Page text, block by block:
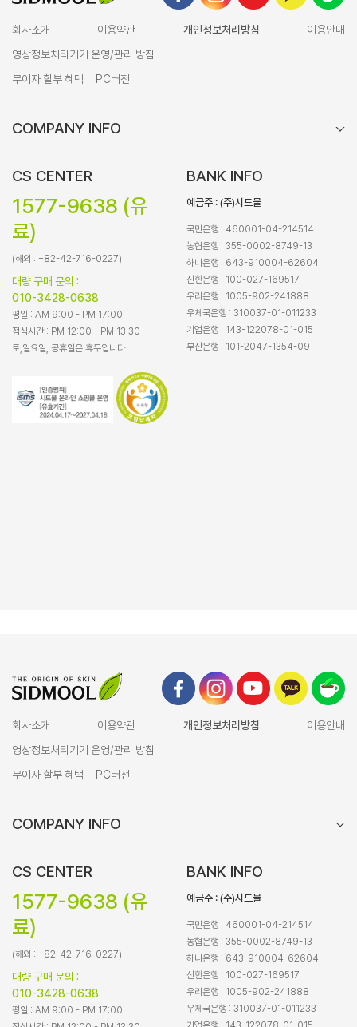
회사소개 이용약관 개인정보처리방침
이용안내
영상정보처리기기 운영/관리 방침
무이자 할부 혜택
PC버전
COMPANY INFO
CS CENTER
1577-9638 (유
료)
(해외 : +82-42-716-0227)
대량 구매 문의 :
010-3428-0638
평일 : AM 9:00 - PM 17:00
점심시간 : PM 12:00 - PM 13:30
토,일요일, 공휴일은 휴무입니다.
BANK INFO
예금주 : (주)시드물
국민은행 : 460001-04-214514
농협은행 : 355-0002-8749-13
하나은행 : 643-910004-62604
신한은행 : 100-027-169517
우리은행 : 1005-902-241888
우체국은행 : 310037-01-011233
기업은행 : 143-122078-01-015
부산은행 : 101-2047-1354-09
회사소개 이용약관 개인정보처리방침
이용안내
영상정보처리기기 운영/관리 방침
무이자 할부 혜택
PC버전
COMPANY INFO
CS CENTER
1577-9638 (유
료)
(해외 : +82-42-716-0227)
대량 구매 문의 :
010-3428-0638
평일 : AM 9:00 - PM 17:00
BANK INFO
예금주 : (주)시드물
국민은행 : 460001-04-214514
농협은행 : 355-0002-8749-13
하나은행 : 643-910004-62604
신한은행 : 100-027-169517
우리은행 : 1005-902-241888
우체국은행 : 310037-01-011233